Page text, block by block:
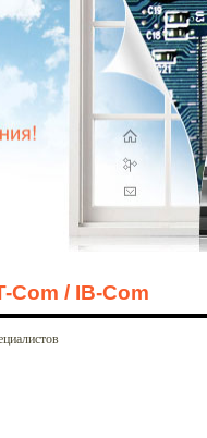
Com / IB-Com